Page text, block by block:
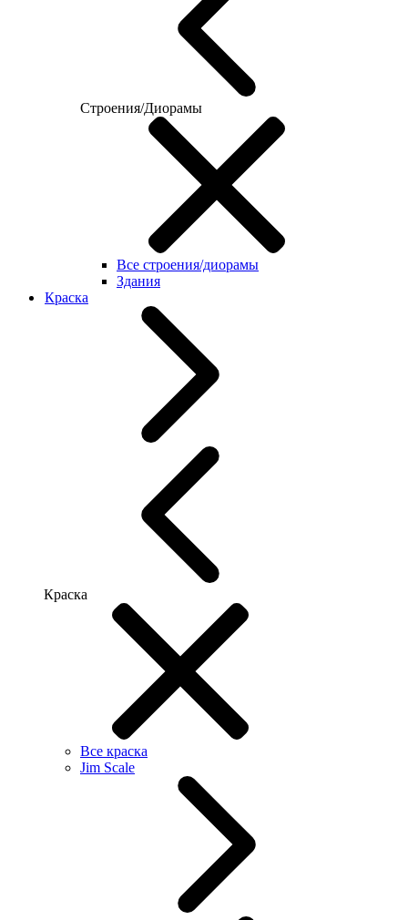
Строения/Диорамы
Все строения/диорамы
Здания
Краска
Краска
Все краска
Jim Scale